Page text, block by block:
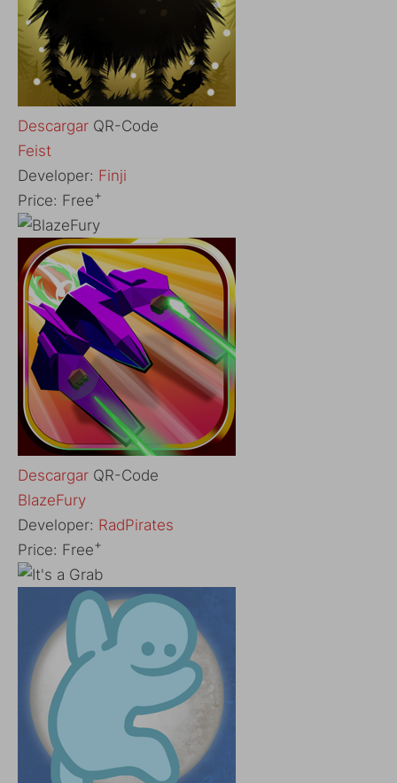
Descargar QR-Code
‎Feist
Developer: Finji
Price: Free+
Descargar QR-Code
‎BlazeFury
Developer: RadPirates
Price: Free+